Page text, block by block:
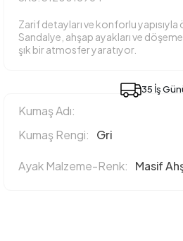
Zarif detayları ve konforlu yapısıyla
Sandalye, ahşap ayakları ve
şık bir atmosfer yaratıyor.
35 İş
Kumaş Adı:
Kumaş Rengi:
Gri
Ayak Malzeme-Renk: Masif